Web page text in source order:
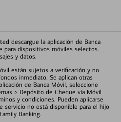
descargue la aplicación de Banca
para dispositivos móviles selectos.
y datos.
están sujetos a verificación y no
inmediato. Se aplican otras
de Banca Móvil, seleccione
> Depósito de Cheque vía Móvil
y condiciones. Pueden aplicarse
servicio no está disponible para el hijo
Banking.